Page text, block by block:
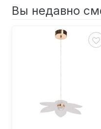
Вы недавно